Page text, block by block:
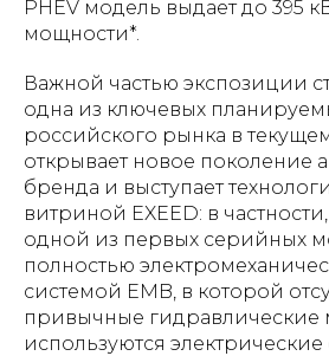
PHEV модель выдает до 395
мощности*.
Важной частью экспозиции
одна из ключевых
российского рынка в
открывает новое поколение
бренда и выступает
витриной EXEED: в
одной из первых серийных
полностью
системой EMB, в которой
привычные гидравлические
используются